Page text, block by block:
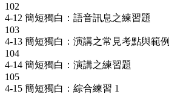
102
4-12 簡短獨白：語音訊息之練習題
103
4-13 簡短獨白：演講之常見考點與範例
104
4-14 簡短獨白：演講之練習題
105
4-15 簡短獨白：綜合練習 1